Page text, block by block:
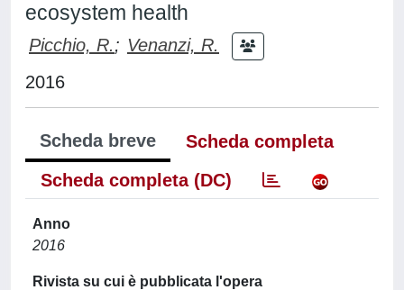
ecosystem health
Picchio, R.; Venanzi, R.
2016
Scheda breve
Scheda completa
Scheda completa (DC)
Anno
2016
Rivista su cui è pubblicata l'opera